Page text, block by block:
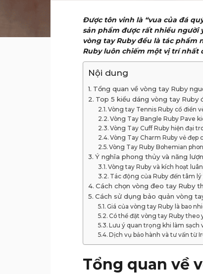
Được tôn vinh là “vua của đá
sản phẩm được rất nhiều người
vòng tay Ruby đều là tác phẩm
Ruby luôn chiếm một vị trí nhất
Nội dung
Tổng quan về vòng tay Ruby
Top 5 kiểu dáng vòng tay Ruby
Vòng tay Tennis Ruby cổ điển
Vòng Tay Bangle Ruby Pave
Vòng Tay Cuff Ruby hiện đại
Vòng Tay Charm Ruby vẻ đẹp
Vòng Tay Ruby Bohemian
Ý nghĩa phong thủy và năng
Vòng tay Ruby và kích hoạt
Tác động của Ruby đến tâm
Cách chọn vòng đeo tay Ruby
Cách sử dụng bảo quản vòng
Giá của vòng tay Ruby là bao
Có thể đặt vòng tay Ruby theo
Lưu ý quan trọng khi làm sạch
Dịch vụ bảo hành và tư vấn từ
Tổng quan về